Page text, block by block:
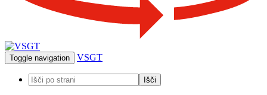
Toggle navigation VSGT